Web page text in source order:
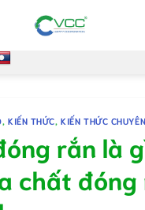
, KIẾN THỨC,KIẾN THỨC
rắn là
chất đóng